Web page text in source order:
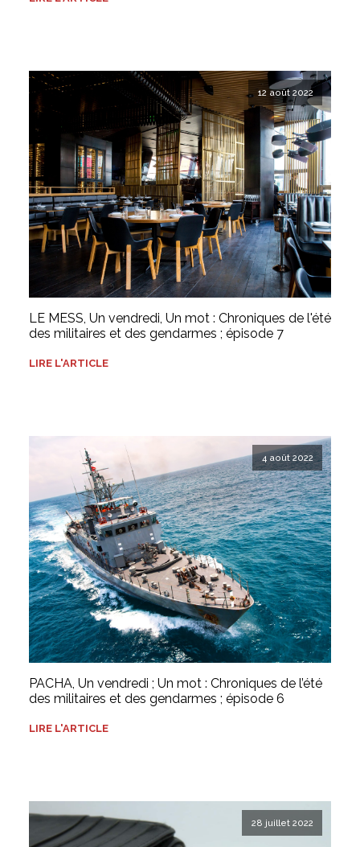
12 août 2022
LE MESS, Un vendredi, Un mot : Chroniques de l'été
des militaires et des gendarmes ; épisode 7
LIRE L'ARTICLE
4 août 2022
PACHA, Un vendredi ; Un mot : Chroniques de l’été
des militaires et des gendarmes ; épisode 6
LIRE L'ARTICLE
28 juillet 2022